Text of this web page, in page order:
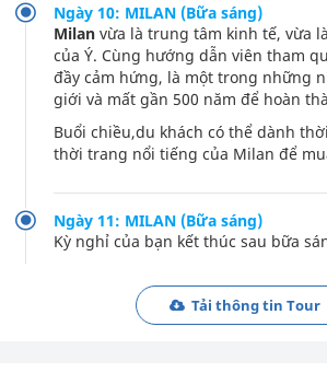
Ngày 10: MILAN (Bữa sáng)
Milan vừa là trung tâm kinh tế, vừa
của Ý. Cùng hướng dẫn viên tham
đầy cảm hứng, là một trong những
giới và mất gần 500 năm để hoàn
Buổi chiều,du khách có thể dành
thời trang nổi tiếng của Milan để
Ngày 11: MILAN (Bữa sáng)
Kỳ nghỉ của bạn kết thúc sau bữa
Tải thông tin Tour